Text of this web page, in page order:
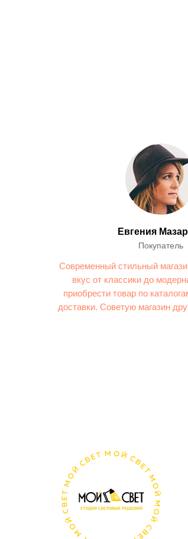
Евгения
Покупатель
Современный стильный
вкус от классики до
приобрести товар по
доставки. Советую магазин